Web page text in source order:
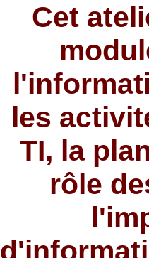
Cet
les
TI, la
rôle